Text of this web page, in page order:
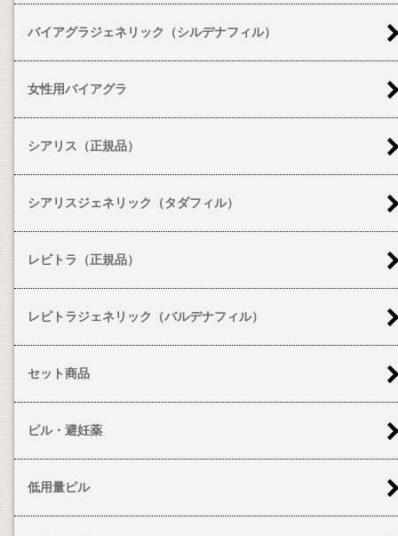
バイアグラジェネリック（シルデナフィル）
女性用バイアグラ
シアリス（正規品）
シアリスジェネリック（タダフィル）
レビトラ（正規品）
レビトラジェネリック（バルデナフィル）
セット商品
ピル・避妊薬
低用量ピル